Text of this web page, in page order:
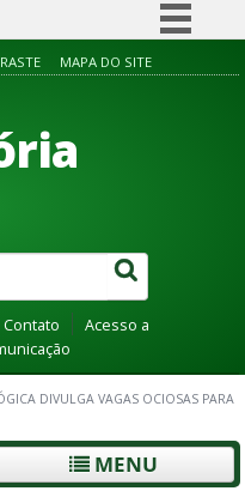
Simplifique!
Acesso à informação
Canais
MAPA DO SITE
Contato
Acesso a
DIVULGA VAGAS OCIOSAS PARA
MENU